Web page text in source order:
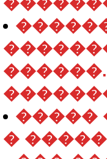
������.
�����
�